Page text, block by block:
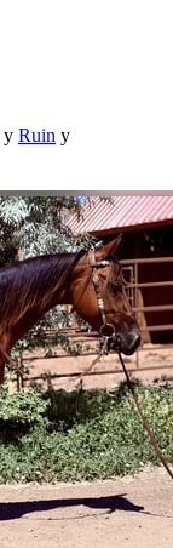
y Ruin y